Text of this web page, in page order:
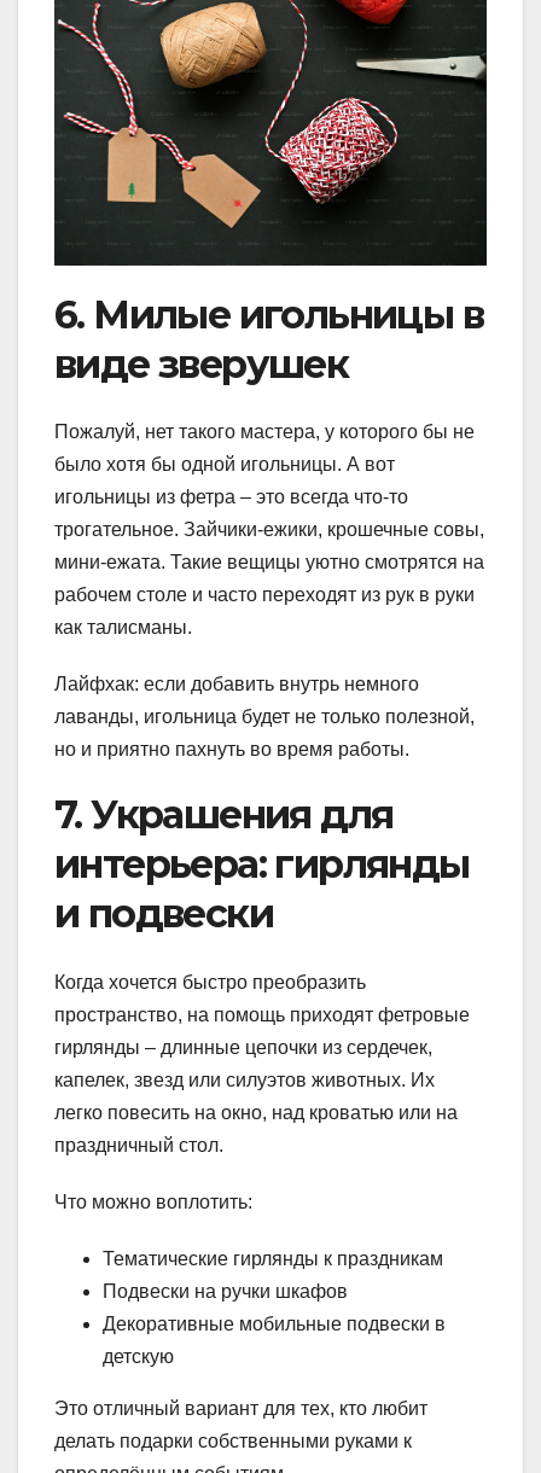
6. Милые игольницы в
виде зверушек
Пожалуй, нет такого мастера, у которого бы не
было хотя бы одной игольницы. А вот
игольницы из фетра – это всегда что-то
трогательное. Зайчики-ежики, крошечные совы,
мини-ежата. Такие вещицы уютно смотрятся на
рабочем столе и часто переходят из рук в руки
как талисманы.
Лайфхак: если добавить внутрь немного
лаванды, игольница будет не только полезной,
но и приятно пахнуть во время работы.
7. Украшения для
интерьера: гирлянды
и подвески
Когда хочется быстро преобразить
пространство, на помощь приходят фетровые
гирлянды – длинные цепочки из сердечек,
капелек, звезд или силуэтов животных. Их
легко повесить на окно, над кроватью или на
праздничный стол.
Что можно воплотить:
Тематические гирлянды к праздникам
Подвески на ручки шкафов
Декоративные мобильные подвески в
детскую
Это отличный вариант для тех, кто любит
делать подарки собственными руками к